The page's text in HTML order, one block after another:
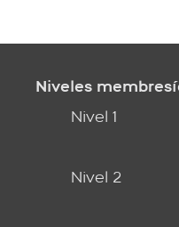
Niveles
Nivel 1
Nivel 2